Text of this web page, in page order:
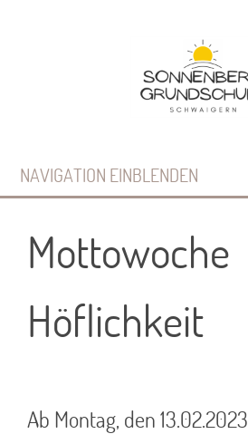
NAVIGATION EINBLENDEN
Mottowoche
Höflichkeit
Ab Montag, den 13.02.2023